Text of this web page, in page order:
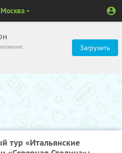
Загрузить
Москва
тур «Итальянские